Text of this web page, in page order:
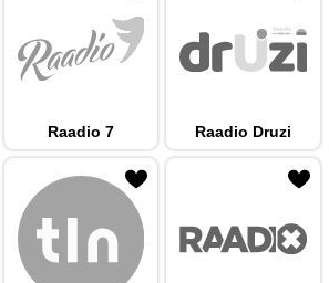
Raadio 7 Raadio Druzi